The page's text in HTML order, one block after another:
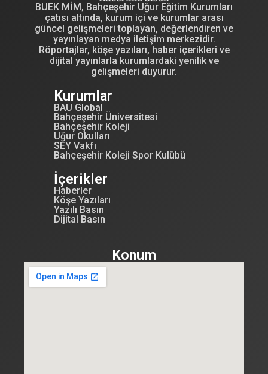
BUEK MİM, Bahçeşehir Uğur Eğitim Kurumları
çatısı altında, kurum içi ve kurumlar arası
güncel gelişmeleri toplayan, değerlendiren ve
yayınlayan medya iletişim merkezidir.
Röportajlar, köşe yazıları, haber içerikleri ve
dijital yayınlarla kurumlardaki yenilik ve
gelişmeleri duyurur.
Kurumlar
BAU Global
Bahçeşehir Üniversitesi
Bahçeşehir Koleji
Uğur Okulları
SEY Vakfı
Bahçeşehir Koleji Spor Kulübü
İçerikler
Haberler
Köşe Yazıları
Yazılı Basın
Dijital Basın
Konum